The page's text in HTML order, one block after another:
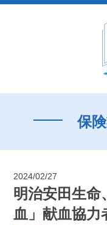
保
2024/02/27
明治安田生
血」献血協